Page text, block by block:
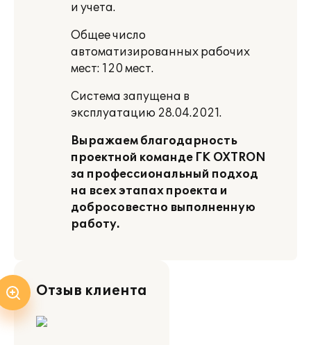
и учета.
Общее число
автоматизированных рабочих
мест: 120 мест.
Система запущена в
эксплуатацию 28.04.2021.
Выражаем благодарность
проектной команде ГК OXTRON
за профессиональный подход
на всех этапах проекта и
добросовестно выполненную
работу.
Отзыв клиента